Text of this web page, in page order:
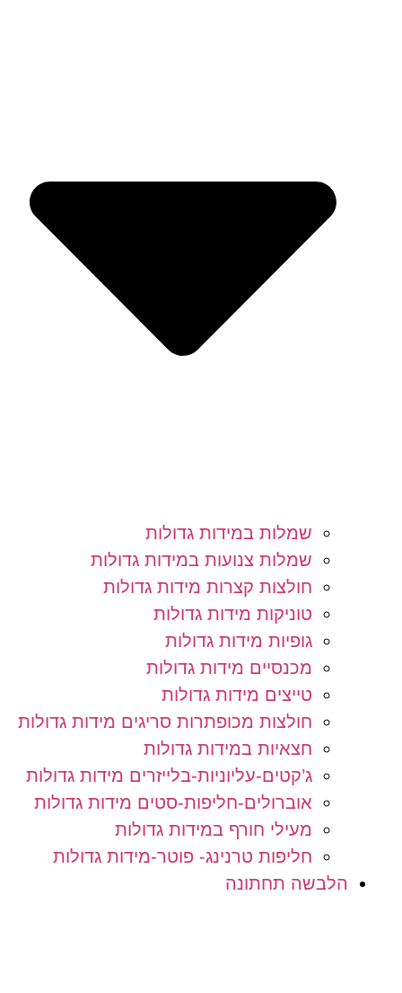
שמלות במידות גדולות
שמלות צנועות במידות גדולות
חולצות קצרות מידות גדולות
טוניקות מידות גדולות
גופיות מידות גדולות
מכנסיים מידות גדולות
טייצים מידות גדולות
חולצות מכופתרות סריגים מידות גדולות
חצאיות במידות גדולות
ג’קטים-עליוניות-בלייזרים מידות גדולות
אוברולים-חליפות-סטים מידות גדולות
מעילי חורף במידות גדולות
חליפות טרנינג- פוטר-מידות גדולות
הלבשה תחתונה